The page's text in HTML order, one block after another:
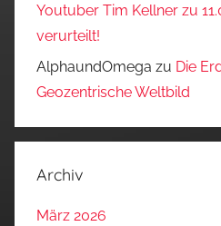
Youtuber Tim Kellner zu
verurteilt!
AlphaundOmega zu Die
Geozentrische Weltbild
Archiv
März 2026